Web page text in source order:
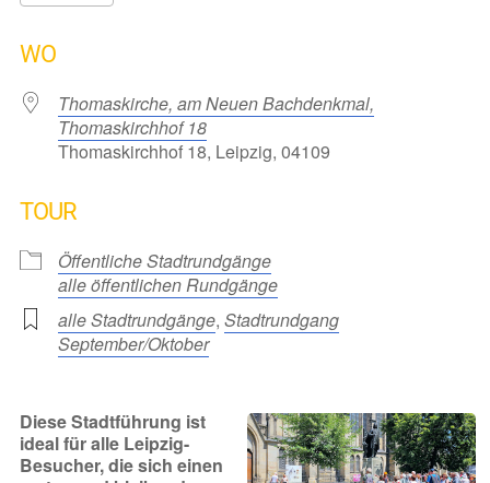
WO
Thomaskirche, am Neuen Bachdenkmal,
Thomaskirchhof 18
Thomaskirchhof 18, Leipzig, 04109
TOUR
Öffentliche Stadtrundgänge
alle öffentlichen Rundgänge
alle Stadtrundgänge, Stadtrundgang
September/Oktober
Diese Stadtführung ist
ideal für alle Leipzig-
Besucher, die sich einen